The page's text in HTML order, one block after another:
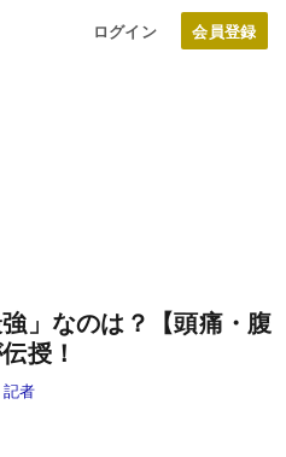
ログイン
」なのは？【頭痛・腹
授！
記者